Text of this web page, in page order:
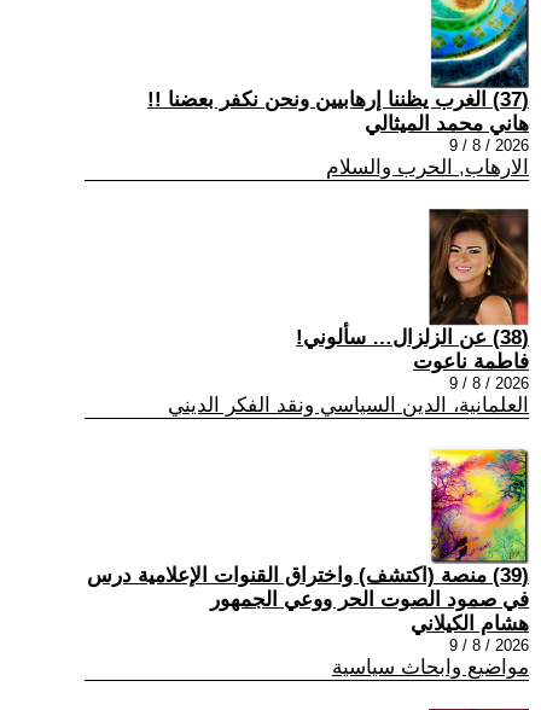
(37) الغرب يظننا إرهابيين ونحن نكفر بعضنا !!
هاني محمد الميثالي
2026 / 8 / 9
الارهاب, الحرب والسلام
(38) عن الزلزال… سألوني!
فاطمة ناعوت
2026 / 8 / 9
العلمانية، الدين السياسي ونقد الفكر الديني
(39) منصة (اكتشف) واختراق القنوات الإعلامية درس
في صمود الصوت الحر ووعي الجمهور
هشام الكيلاني
2026 / 8 / 9
مواضيع وابحاث سياسية